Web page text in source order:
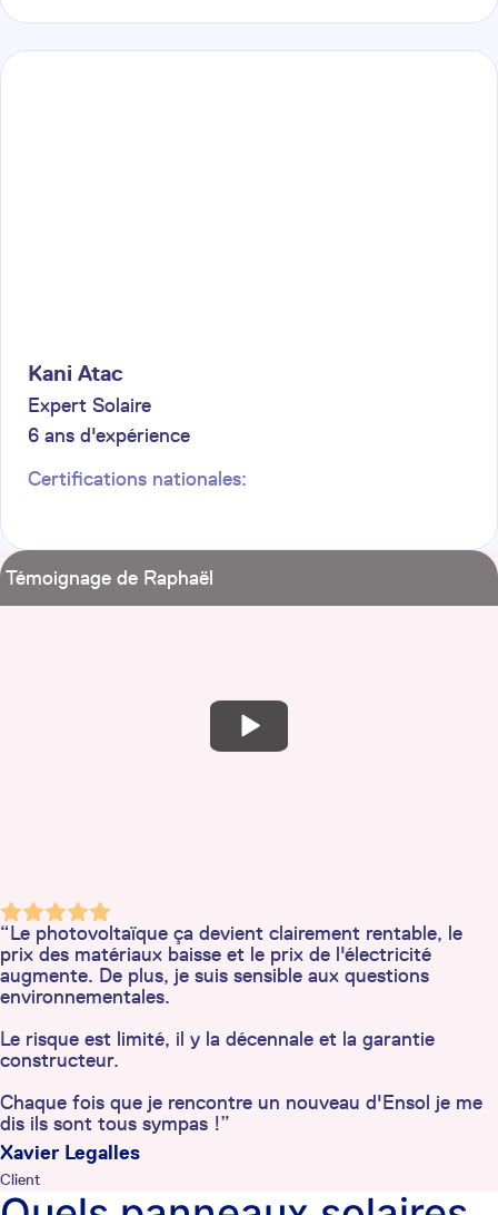
Kani Atac
Expert Solaire
6 ans d'expérience
Certifications nationales:
Témoignage de Raphaël
“Le photovoltaïque ça devient clairement rentable, le
prix des matériaux baisse et le prix de l'électricité
augmente. De plus, je suis sensible aux questions
environnementales.
Le risque est limité, il y la décennale et la garantie
constructeur.
Chaque fois que je rencontre un nouveau d'Ensol je me
dis ils sont tous sympas !”
Xavier Legalles
Client